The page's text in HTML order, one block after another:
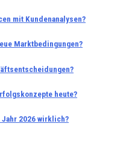
mit Kundenanalysen?
Marktbedingungen?
heute?
2026 wirklich?